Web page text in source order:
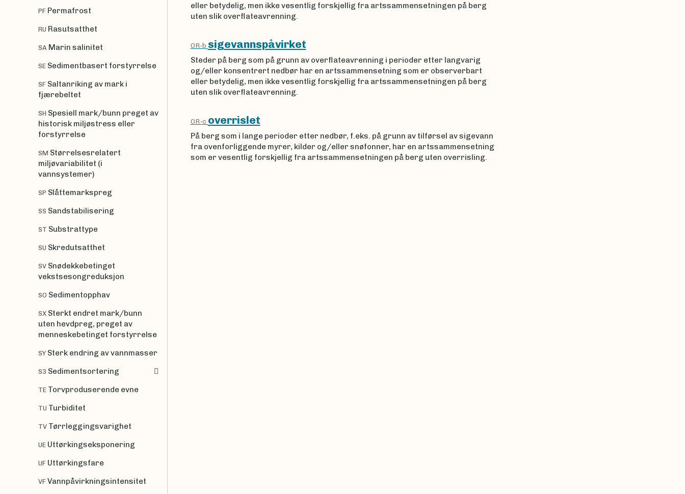
eller betydelig, men ikke vesentlig forskjellig fra artssammensetningen på berg
uten slik overflateavrenning.
OR-b sigevannspåvirket
Steder på berg som på grunn av overflateavrenning i perioder etter langvarig
og/eller konsentrert nedbør har en artssammensetning som er observerbart
eller betydelig, men ikke vesentlig forskjellig fra artssammensetningen på berg
uten slik overflateavrenning.
OR-c overrislet
På berg som i lange perioder etter nedbør, f.eks. på grunn av tilførsel av sigevann
fra ovenforliggende myrer, kilder og/eller snøfonner, har en artssammensetning
som er vesentlig forskjellig fra artssammensetningen på berg uten overrisling.
PF Permafrost
RU Rasutsatthet
SA Marin salinitet
SE Sedimentbasert forstyrrelse
SF Saltanriking av mark i
fjærebeltet
SH Spesiell mark/bunn preget av
historisk miljøstress eller
forstyrrelse
SM Størrelsesrelatert
miljøvariabilitet (i
vannsystemer)
SP Slåttemarkspreg
SS Sandstabilisering
ST Substrattype
SU Skredutsatthet
SV Snødekkebetinget
vekstsesongreduksjon
SO Sedimentopphav
SX Sterkt endret mark/bunn
uten hevdpreg, preget av
menneskebetinget forstyrrelse
SY Sterk endring av vannmasser
S3 Sedimentsortering
TE Torvproduserende evne
TU Turbiditet
TV Tørrleggingsvarighet
UE Uttørkingseksponering
UF Uttørkingsfare
VF Vannpåvirkningsintensitet